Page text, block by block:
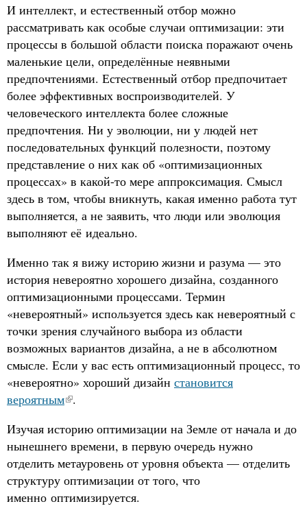
И интеллект, и естественный отбор можно
рассматривать как особые случаи оптимизации: эти
процессы в большой области поиска поражают очень
маленькие цели, определённые неявными
предпочтениями. Естественный отбор предпочитает
более эффективных воспроизводителей. У
человеческого интеллекта более сложные
предпочтения. Ни у эволюции, ни у людей нет
последовательных функций полезности, поэтому
представление о них как об «оптимизационных
процессах» в какой-то мере аппроксимация. Смысл
здесь в том, чтобы вникнуть, какая именно работа тут
выполняется, а не заявить, что люди или эволюция
выполняют её идеально.
Именно так я вижу историю жизни и разума — это
история невероятно хорошего дизайна, созданного
оптимизационными процессами. Термин
«невероятный» используется здесь как невероятный с
точки зрения случайного выбора из области
возможных вариантов дизайна, а не в абсолютном
смысле. Если у вас есть оптимизационный процесс, то
«невероятно» хороший дизайн становится
вероятным .
Изучая историю оптимизации на Земле от начала и до
нынешнего времени, в первую очередь нужно
отделить метауровень от уровня объекта — отделить
структуру оптимизации от того, что
именно оптимизируется.